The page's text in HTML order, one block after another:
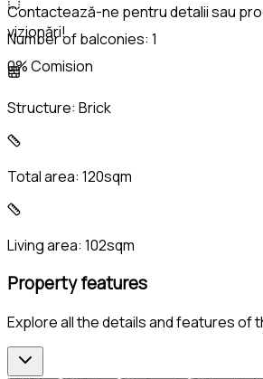
Contactează-ne pentru detalii sau
vizionări!
0% Comision
Number of balconies: 1
Structure: Brick
Total area: 120sqm
Living area: 102sqm
Property features
Explore all the details and features of